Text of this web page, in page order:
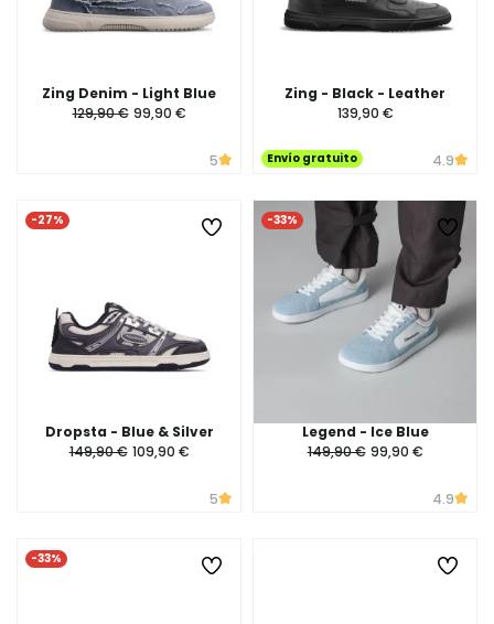
Zing Denim - Light Blue
129,90 € 99,90 €
5
Zing - Black - Leather
139,90 €
Envío gratuito 4.9
-27%
Dropsta - Blue & Silver
149,90 € 109,90 €
5
-33%
Legend - Ice Blue
149,90 € 99,90 €
4.9
-33%